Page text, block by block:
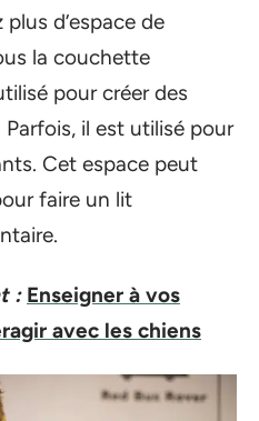
d’espace de
la couchette
pour créer des
il est utilisé pour
Cet espace peut
faire un lit
: Enseigner à vos
avec les chiens